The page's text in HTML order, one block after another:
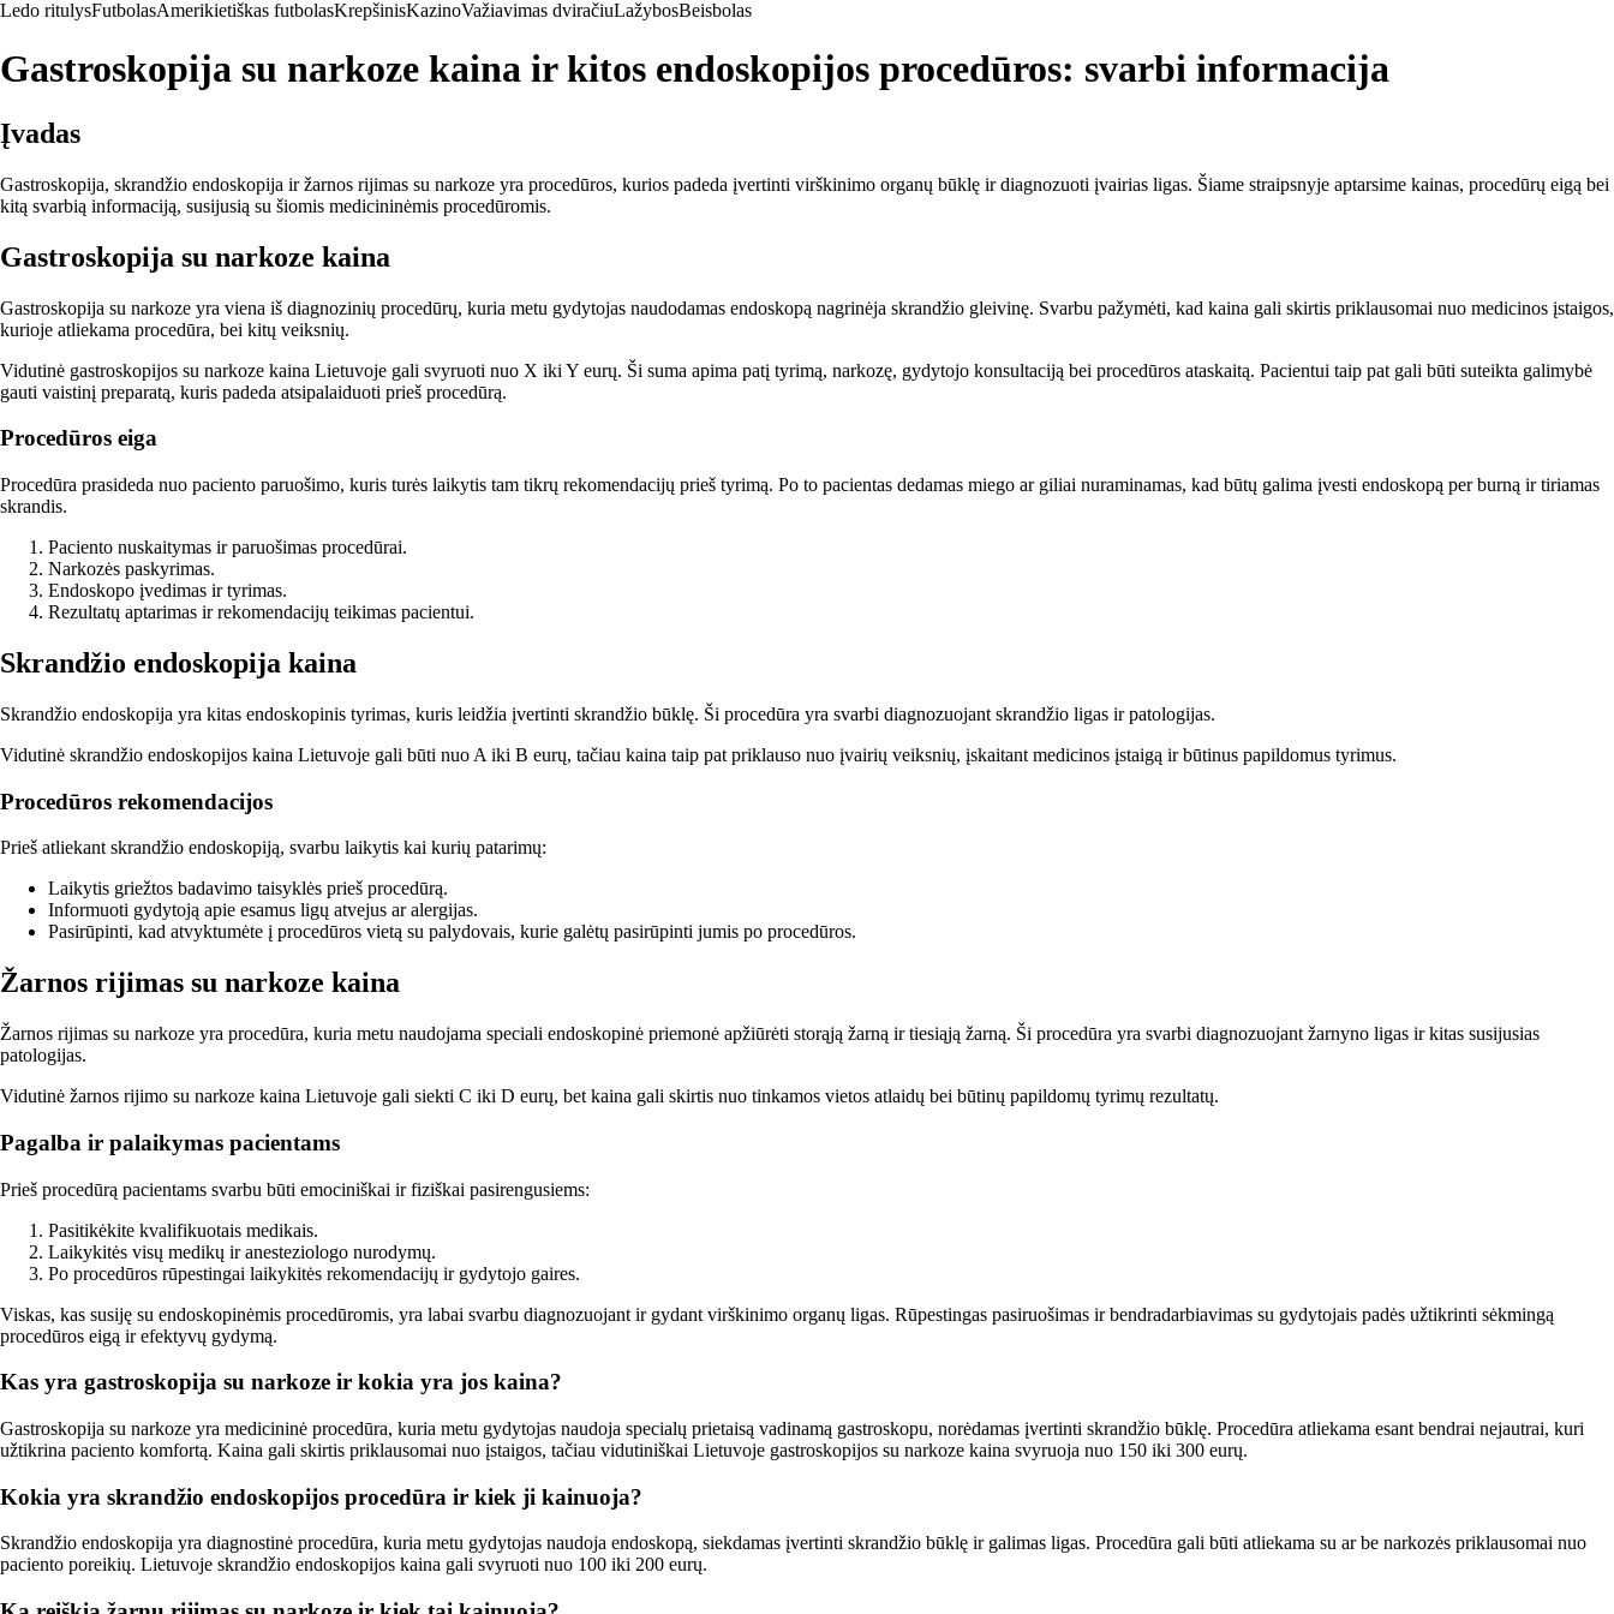
Ledo ritulysFutbolasAmerikietiškas futbolasKrepšinisKazinoVažiavimas dviračiuLažybosBeisbolas
Gastroskopija su narkoze kaina ir kitos endoskopijos procedūros: svarbi informacija
Įvadas
Gastroskopija, skrandžio endoskopija ir žarnos rijimas su narkoze yra procedūros, kurios padeda įvertinti virškinimo organų būklę ir diagnozuoti įvairias ligas. Šiame straipsnyje aptarsime kainas, procedūrų eigą bei
kitą svarbią informaciją, susijusią su šiomis medicininėmis procedūromis.
Gastroskopija su narkoze kaina
Gastroskopija su narkoze yra viena iš diagnozinių procedūrų, kuria metu gydytojas naudodamas endoskopą nagrinėja skrandžio gleivinę. Svarbu pažymėti, kad kaina gali skirtis priklausomai nuo medicinos įstaigos,
kurioje atliekama procedūra, bei kitų veiksnių.
Vidutinė gastroskopijos su narkoze kaina Lietuvoje gali svyruoti nuo X iki Y eurų. Ši suma apima patį tyrimą, narkozę, gydytojo konsultaciją bei procedūros ataskaitą. Pacientui taip pat gali būti suteikta galimybė
gauti vaistinį preparatą, kuris padeda atsipalaiduoti prieš procedūrą.
Procedūros eiga
Procedūra prasideda nuo paciento paruošimo, kuris turės laikytis tam tikrų rekomendacijų prieš tyrimą. Po to pacientas dedamas miego ar giliai nuraminamas, kad būtų galima įvesti endoskopą per burną ir tiriamas
skrandis.
Paciento nuskaitymas ir paruošimas procedūrai.
Narkozės paskyrimas.
Endoskopo įvedimas ir tyrimas.
Rezultatų aptarimas ir rekomendacijų teikimas pacientui.
Skrandžio endoskopija kaina
Skrandžio endoskopija yra kitas endoskopinis tyrimas, kuris leidžia įvertinti skrandžio būklę. Ši procedūra yra svarbi diagnozuojant skrandžio ligas ir patologijas.
Vidutinė skrandžio endoskopijos kaina Lietuvoje gali būti nuo A iki B eurų, tačiau kaina taip pat priklauso nuo įvairių veiksnių, įskaitant medicinos įstaigą ir būtinus papildomus tyrimus.
Procedūros rekomendacijos
Prieš atliekant skrandžio endoskopiją, svarbu laikytis kai kurių patarimų:
Laikytis griežtos badavimo taisyklės prieš procedūrą.
Informuoti gydytoją apie esamus ligų atvejus ar alergijas.
Pasirūpinti, kad atvyktumėte į procedūros vietą su palydovais, kurie galėtų pasirūpinti jumis po procedūros.
Žarnos rijimas su narkoze kaina
Žarnos rijimas su narkoze yra procedūra, kuria metu naudojama speciali endoskopinė priemonė apžiūrėti storąją žarną ir tiesiąją žarną. Ši procedūra yra svarbi diagnozuojant žarnyno ligas ir kitas susijusias
patologijas.
Vidutinė žarnos rijimo su narkoze kaina Lietuvoje gali siekti C iki D eurų, bet kaina gali skirtis nuo tinkamos vietos atlaidų bei būtinų papildomų tyrimų rezultatų.
Pagalba ir palaikymas pacientams
Prieš procedūrą pacientams svarbu būti emociniškai ir fiziškai pasirengusiems:
Pasitikėkite kvalifikuotais medikais.
Laikykitės visų medikų ir anesteziologo nurodymų.
Po procedūros rūpestingai laikykitės rekomendacijų ir gydytojo gaires.
Viskas, kas susiję su endoskopinėmis procedūromis, yra labai svarbu diagnozuojant ir gydant virškinimo organų ligas. Rūpestingas pasiruošimas ir bendradarbiavimas su gydytojais padės užtikrinti sėkmingą
procedūros eigą ir efektyvų gydymą.
Kas yra gastroskopija su narkoze ir kokia yra jos kaina?
Gastroskopija su narkoze yra medicininė procedūra, kuria metu gydytojas naudoja specialų prietaisą vadinamą gastroskopu, norėdamas įvertinti skrandžio būklę. Procedūra atliekama esant bendrai nejautrai, kuri
užtikrina paciento komfortą. Kaina gali skirtis priklausomai nuo įstaigos, tačiau vidutiniškai Lietuvoje gastroskopijos su narkoze kaina svyruoja nuo 150 iki 300 eurų.
Kokia yra skrandžio endoskopijos procedūra ir kiek ji kainuoja?
Skrandžio endoskopija yra diagnostinė procedūra, kuria metu gydytojas naudoja endoskopą, siekdamas įvertinti skrandžio būklę ir galimas ligas. Procedūra gali būti atliekama su ar be narkozės priklausomai nuo
paciento poreikių. Lietuvoje skrandžio endoskopijos kaina gali svyruoti nuo 100 iki 200 eurų.